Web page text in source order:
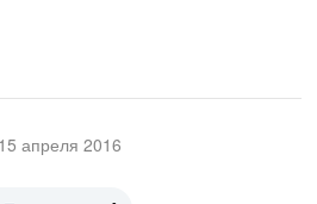
15 апреля 2016